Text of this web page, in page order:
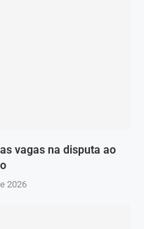
vagas na disputa ao
2026